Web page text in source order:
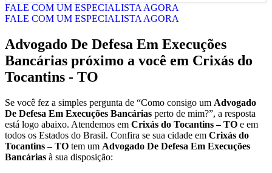
FALE COM UM ESPECIALISTA AGORA
FALE COM UM ESPECIALISTA AGORA
Advogado De Defesa Em Execuções
Bancárias próximo a você em Crixás do
Tocantins - TO
Se você fez a simples pergunta de “Como consigo um Advogado
De Defesa Em Execuções Bancárias perto de mim?”, a resposta
está logo abaixo. Atendemos em Crixás do Tocantins – TO e em
todos os Estados do Brasil. Confira se sua cidade em Crixás do
Tocantins – TO tem um Advogado De Defesa Em Execuções
Bancárias à sua disposição: